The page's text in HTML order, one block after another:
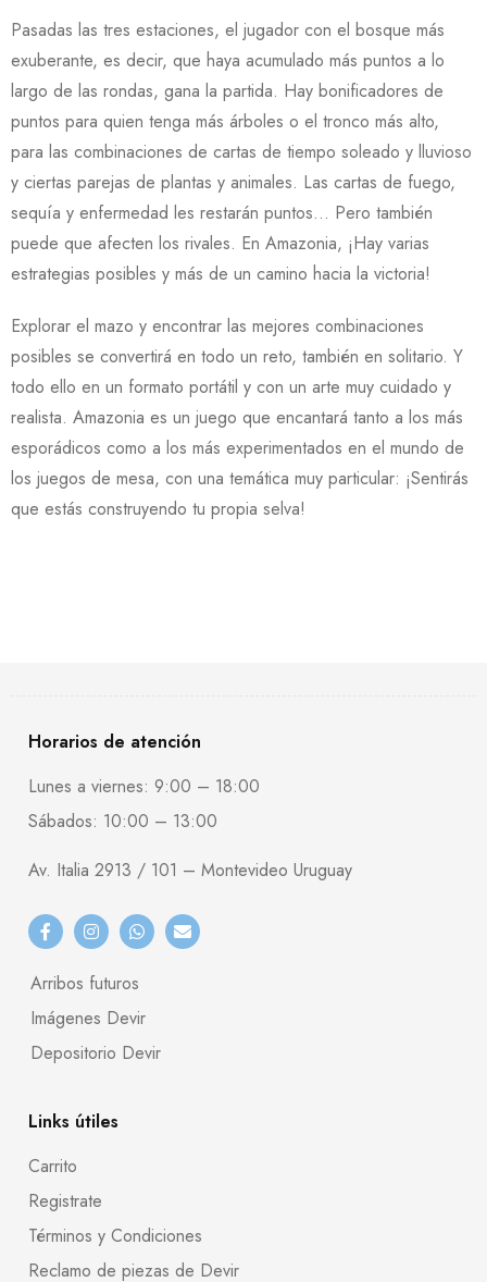
Pasadas las tres estaciones, el jugador con el bosque más
exuberante, es decir, que haya acumulado más puntos a lo
largo de las rondas, gana la partida. Hay bonificadores de
puntos para quien tenga más árboles o el tronco más alto,
para las combinaciones de cartas de tiempo soleado y lluvioso
y ciertas parejas de plantas y animales. Las cartas de fuego,
sequía y enfermedad les restarán puntos… Pero también
puede que afecten los rivales. En Amazonia, ¡Hay varias
estrategias posibles y más de un camino hacia la victoria!
Explorar el mazo y encontrar las mejores combinaciones
posibles se convertirá en todo un reto, también en solitario. Y
todo ello en un formato portátil y con un arte muy cuidado y
realista. Amazonia es un juego que encantará tanto a los más
esporádicos como a los más experimentados en el mundo de
los juegos de mesa, con una temática muy particular: ¡Sentirás
que estás construyendo tu propia selva!
Horarios de atención
Lunes a viernes: 9:00 – 18:00
Sábados: 10:00 – 13:00
Av. Italia 2913 / 101 – Montevideo Uruguay
Arribos futuros
Imágenes Devir
Depositorio Devir
Links útiles
Carrito
Registrate
Términos y Condiciones
Reclamo de piezas de Devir